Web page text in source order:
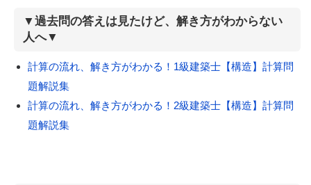
▼過去問の答えは見たけど、解き方がわからない
人へ▼
計算の流れ、解き方がわかる！1級建築士【構造】計算問
題解説集
計算の流れ、解き方がわかる！2級建築士【構造】計算問
題解説集